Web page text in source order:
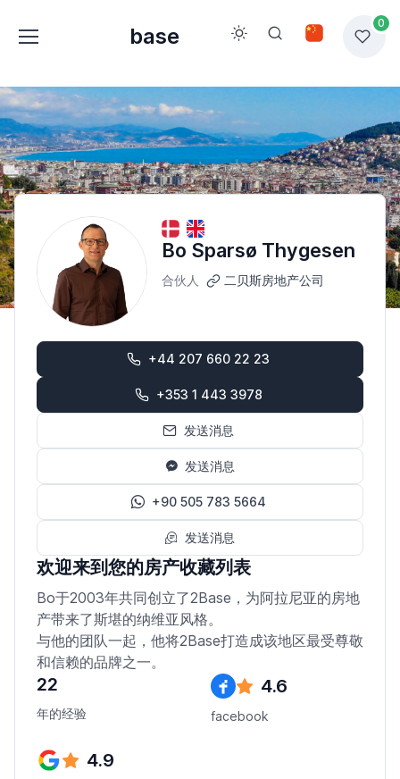
base
0
Bo Sparsø Thygesen
合伙人 二贝斯房地产公司
+44 207 660 22 23
+353 1 443 3978
发送消息
发送消息
+90 505 783 5664
发送消息
欢迎来到您的房产收藏列表
Bo于2003年共同创立了2Base，为阿拉尼亚的房地
产带来了斯堪的纳维亚风格。
与他的团队一起，他将2Base打造成该地区最受尊敬
和信赖的品牌之一。
22
年的经验
4.6
facebook
4.9